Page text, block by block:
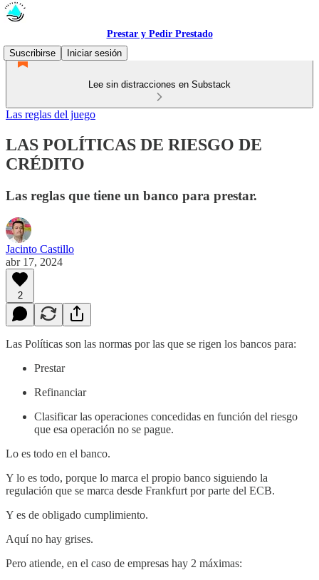
Prestar y Pedir Prestado
Suscribirse
Iniciar sesión
Lee sin distracciones en Substack
Las reglas del juego
LAS POLÍTICAS DE RIESGO DE
CRÉDITO
Las reglas que tiene un banco para prestar.
Jacinto Castillo
abr 17, 2024
2
Las Políticas son las normas por las que se rigen los bancos para:
Prestar
Refinanciar
Clasificar las operaciones concedidas en función del riesgo
que esa operación no se pague.
Lo es todo en el banco.
Y lo es todo, porque lo marca el propio banco siguiendo la
regulación que se marca desde Frankfurt por parte del ECB.
Y es de obligado cumplimiento.
Aquí no hay grises.
Pero atiende, en el caso de empresas hay 2 máximas: